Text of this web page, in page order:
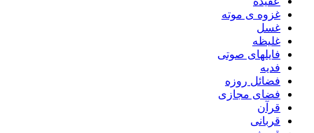
غزوه ی موته
غسل
غلیظه
فایلهای صوتی
فدیه
فضائل روزه
فضای مجازی
قرآن
قربانی